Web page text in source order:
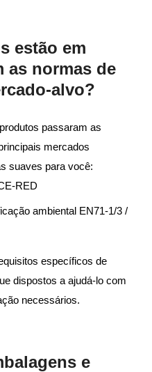
estão em
as normas de
alvo?
passaram as
mercados
suaves para você:
RED
ambiental EN71-1/3 /
específicos de
dispostos a ajudá-lo com
necessários.
e